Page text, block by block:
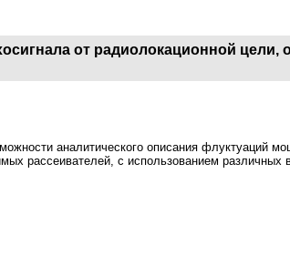
от радиолокационной цели,
аналитического описания флуктуаций
рассеивателей, с использованием